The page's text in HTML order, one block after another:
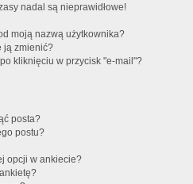
nadal są nieprawidłowe!
moją nazwą użytkownika?
ją zmienić?
kliknięciu w przycisk "e-mail"?
posta?
postu?
opcji w ankiecie?